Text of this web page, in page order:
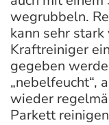
wegrubbeln.
kann sehr
Kraftreiniger
gegeben
„nebelfeucht“,
wieder
Parkett